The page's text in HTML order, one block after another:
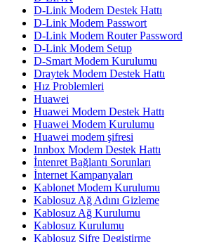
D-Link Modem Destek Hattı
D-Link Modem Passwort
D-Link Modem Router Password
D-Link Modem Setup
D-Smart Modem Kurulumu
Draytek Modem Destek Hattı
Hız Problemleri
Huawei
Huawei Modem Destek Hattı
Huawei Modem Kurulumu
Huawei modem şifresi
Innbox Modem Destek Hattı
İntenret Bağlantı Sorunları
İnternet Kampanyaları
Kablonet Modem Kurulumu
Kablosuz Ağ Adını Gizleme
Kablosuz Ağ Kurulumu
Kablosuz Kurulumu
Kablosuz Şifre Degiştirme